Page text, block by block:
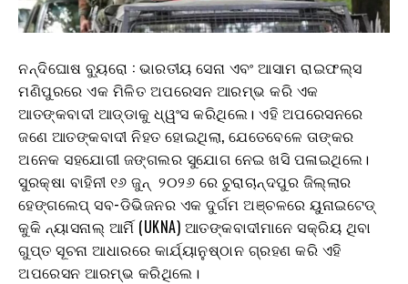
ନନ୍ଦିଘୋଷ ବ୍ୟୁରୋ : ଭାରତୀୟ ସେନା ଏବଂ ଆସାମ ରାଇଫଲ୍ସ
ମଣିପୁରରେ ଏକ ମିଳିତ ଅପରେସନ ଆରମ୍ଭ କରି ଏକ
ଆତଙ୍କବାଦୀ ଆଡ୍ଡାକୁ ଧ୍ୱଂସ କରିଥିଲେ। ଏହି ଅପରେସନରେ
ଜଣେ ଆତଙ୍କବାଦୀ ନିହତ ହୋଇଥିଲା, ଯେତେବେଳେ ତାଙ୍କର
ଅନେକ ସହଯୋଗୀ ଜଙ୍ଗଲର ସୁଯୋଗ ନେଇ ଖସି ପଳାଇଥିଲେ।
ସୁରକ୍ଷା ବାହିନୀ ୧୬ ଜୁନ୍ ୨୦୨୬ ରେ ଚୁରାଚାନ୍ଦପୁର ଜିଲ୍ଲାର
ହେଙ୍ଗଲେପ୍ ସବ-ଡିଭିଜନର ଏକ ଦୁର୍ଗମ ଅଞ୍ଚଳରେ ୟୁନାଇଟେଡ୍
କୁକି ନ୍ୟାସନାଲ୍ ଆର୍ମି (UKNA) ଆତଙ୍କବାଦୀମାନେ ସକ୍ରିୟ ଥିବା
ଗୁପ୍ତ ସୂଚନା ଆଧାରରେ କାର୍ଯ୍ୟାନୁଷ୍ଠାନ ଗ୍ରହଣ କରି ଏହି
ଅପରେସନ ଆରମ୍ଭ କରିଥିଲେ।